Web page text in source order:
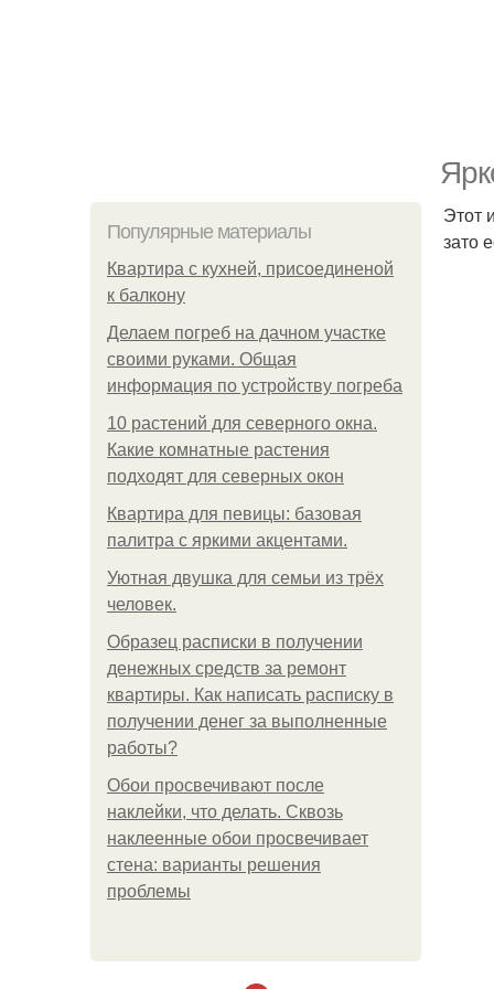
Популярные материалы
Квартира с кухней, присоединеной
к балкону
Делаем погреб на дачном участке
своими руками. Общая
информация по устройству погреба
10 растений для северного окна.
Какие комнатные растения
подходят для северных окон
Квартира для певицы: базовая
палитра с яркими акцентами.
Уютная двушка для семьи из трёх
человек.
Образец расписки в получении
денежных средств за ремонт
квартиры. Как написать расписку в
получении денег за выполненные
работы?
Обои просвечивают после
наклейки, что делать. Сквозь
наклеенные обои просвечивает
стена: варианты решения
проблемы
Этот
зато